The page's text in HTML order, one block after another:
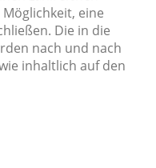
eine
Die in die
nach und nach
inhaltlich auf den